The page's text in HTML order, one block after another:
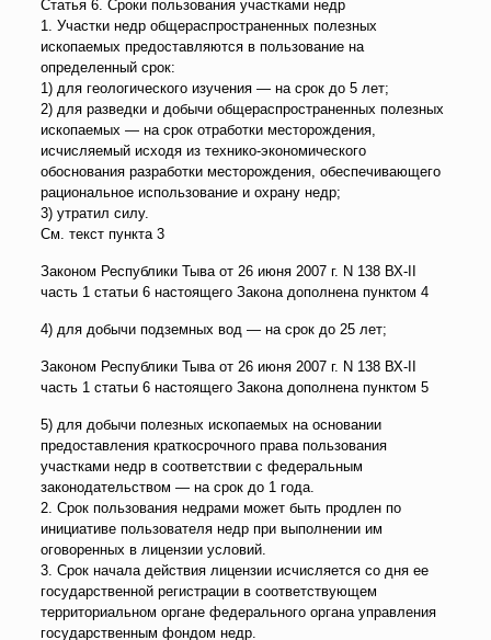
Статья 6. Сроки пользования участками недр
1. Участки недр общераспространенных полезных
ископаемых предоставляются в пользование на
определенный срок:
1) для геологического изучения — на срок до 5 лет;
2) для разведки и добычи общераспространенных полезных
ископаемых — на срок отработки месторождения,
исчисляемый исходя из технико-экономического
обоснования разработки месторождения, обеспечивающего
рациональное использование и охрану недр;
3) утратил силу.
См. текст пункта 3
Законом Республики Тыва от 26 июня 2007 г. N 138 ВХ-II
часть 1 статьи 6 настоящего Закона дополнена пунктом 4
4) для добычи подземных вод — на срок до 25 лет;
Законом Республики Тыва от 26 июня 2007 г. N 138 ВХ-II
часть 1 статьи 6 настоящего Закона дополнена пунктом 5
5) для добычи полезных ископаемых на основании
предоставления краткосрочного права пользования
участками недр в соответствии с федеральным
законодательством — на срок до 1 года.
2. Срок пользования недрами может быть продлен по
инициативе пользователя недр при выполнении им
оговоренных в лицензии условий.
3. Срок начала действия лицензии исчисляется со дня ее
государственной регистрации в соответствующем
территориальном органе федерального органа управления
государственным фондом недр.